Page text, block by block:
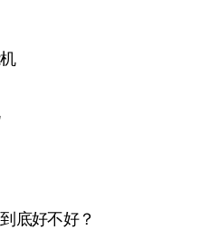
底好不好？